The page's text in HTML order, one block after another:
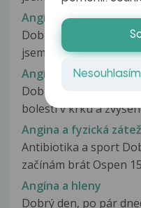
Angína a bolesti v
Dobrý den, mám
jsem dostala
Angína a fyzická zátěž
Dobrý den, po čtyřech
bolestí v krku a
Angina a fyzická zátež
Antibiotika a sport
začínám brát Ospen
Angína a hleny
Dobrý den, po pár
Nesouhlasím